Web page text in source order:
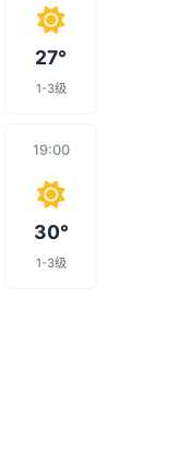
27°
1-3级
19:00
30°
1-3级